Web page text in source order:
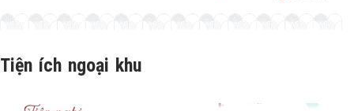
Tiện ích ngoại khu